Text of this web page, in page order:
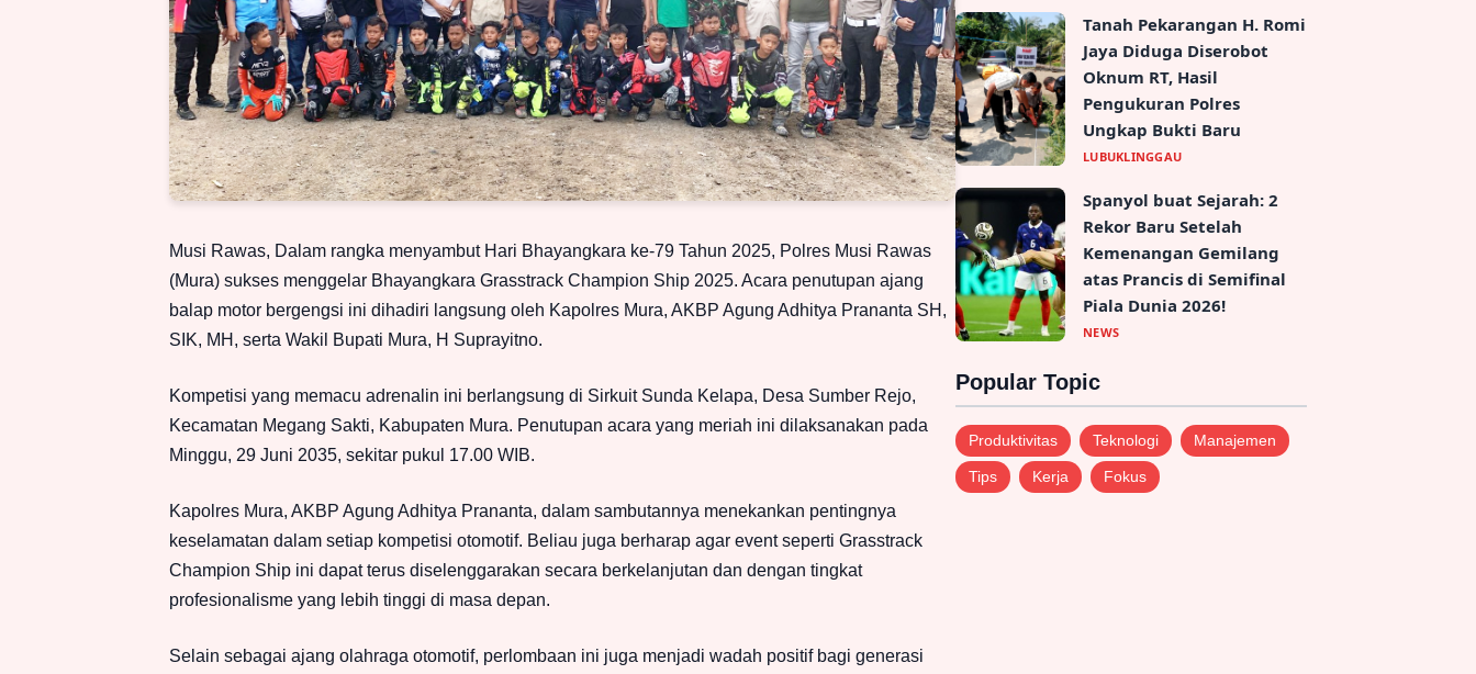
Musi Rawas, Dalam rangka menyambut Hari Bhayangkara ke-79 Tahun 2025, Polres Musi Rawas
(Mura) sukses menggelar Bhayangkara Grasstrack Champion Ship 2025. Acara penutupan ajang
balap motor bergengsi ini dihadiri langsung oleh Kapolres Mura, AKBP Agung Adhitya Prananta SH,
SIK, MH, serta Wakil Bupati Mura, H Suprayitno.
Kompetisi yang memacu adrenalin ini berlangsung di Sirkuit Sunda Kelapa, Desa Sumber Rejo,
Kecamatan Megang Sakti, Kabupaten Mura. Penutupan acara yang meriah ini dilaksanakan pada
Minggu, 29 Juni 2035, sekitar pukul 17.00 WIB.
Kapolres Mura, AKBP Agung Adhitya Prananta, dalam sambutannya menekankan pentingnya
keselamatan dalam setiap kompetisi otomotif. Beliau juga berharap agar event seperti Grasstrack
Champion Ship ini dapat terus diselenggarakan secara berkelanjutan dan dengan tingkat
profesionalisme yang lebih tinggi di masa depan.
Selain sebagai ajang olahraga otomotif, perlombaan ini juga menjadi wadah positif bagi generasi
Tanah Pekarangan H. Romi
Jaya Diduga Diserobot
Oknum RT, Hasil
Pengukuran Polres
Ungkap Bukti Baru
LUBUKLINGGAU
Spanyol buat Sejarah: 2
Rekor Baru Setelah
Kemenangan Gemilang
atas Prancis di Semifinal
Piala Dunia 2026!
NEWS
Popular Topic
Produktivitas Teknologi Manajemen
Tips Kerja Fokus